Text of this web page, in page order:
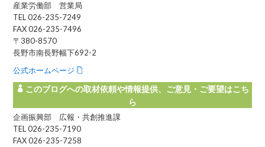
産業労働部 営業局
TEL 026-235-7249
FAX 026-235-7496
〒380-8570
長野市南長野幅下692-2
公式ホームページ
このブログへの取材依頼や情報提供、ご意見・ご要望はこち
ら
企画振興部 広報・共創推進課
TEL 026-235-7190
FAX 026-235-7258